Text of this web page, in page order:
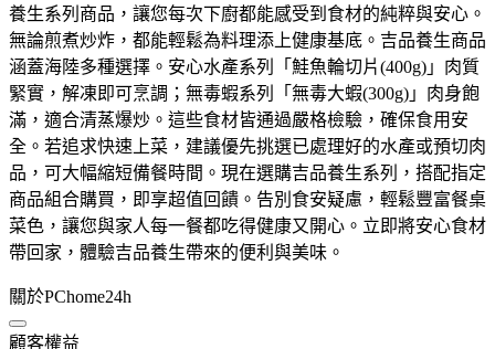
養生系列商品，讓您每次下廚都能感受到食材的純粹與安心。
無論煎煮炒炸，都能輕鬆為料理添上健康基底。吉品養生商品
涵蓋海陸多種選擇。安心水產系列「鮭魚輪切片(400g)」肉質
緊實，解凍即可烹調；無毒蝦系列「無毒大蝦(300g)」肉身飽
滿，適合清蒸爆炒。這些食材皆通過嚴格檢驗，確保食用安
全。若追求快速上菜，建議優先挑選已處理好的水產或預切肉
品，可大幅縮短備餐時間。現在選購吉品養生系列，搭配指定
商品組合購買，即享超值回饋。告別食安疑慮，輕鬆豐富餐桌
菜色，讓您與家人每一餐都吃得健康又開心。立即將安心食材
帶回家，體驗吉品養生帶來的便利與美味。
關於PChome24h
顧客權益